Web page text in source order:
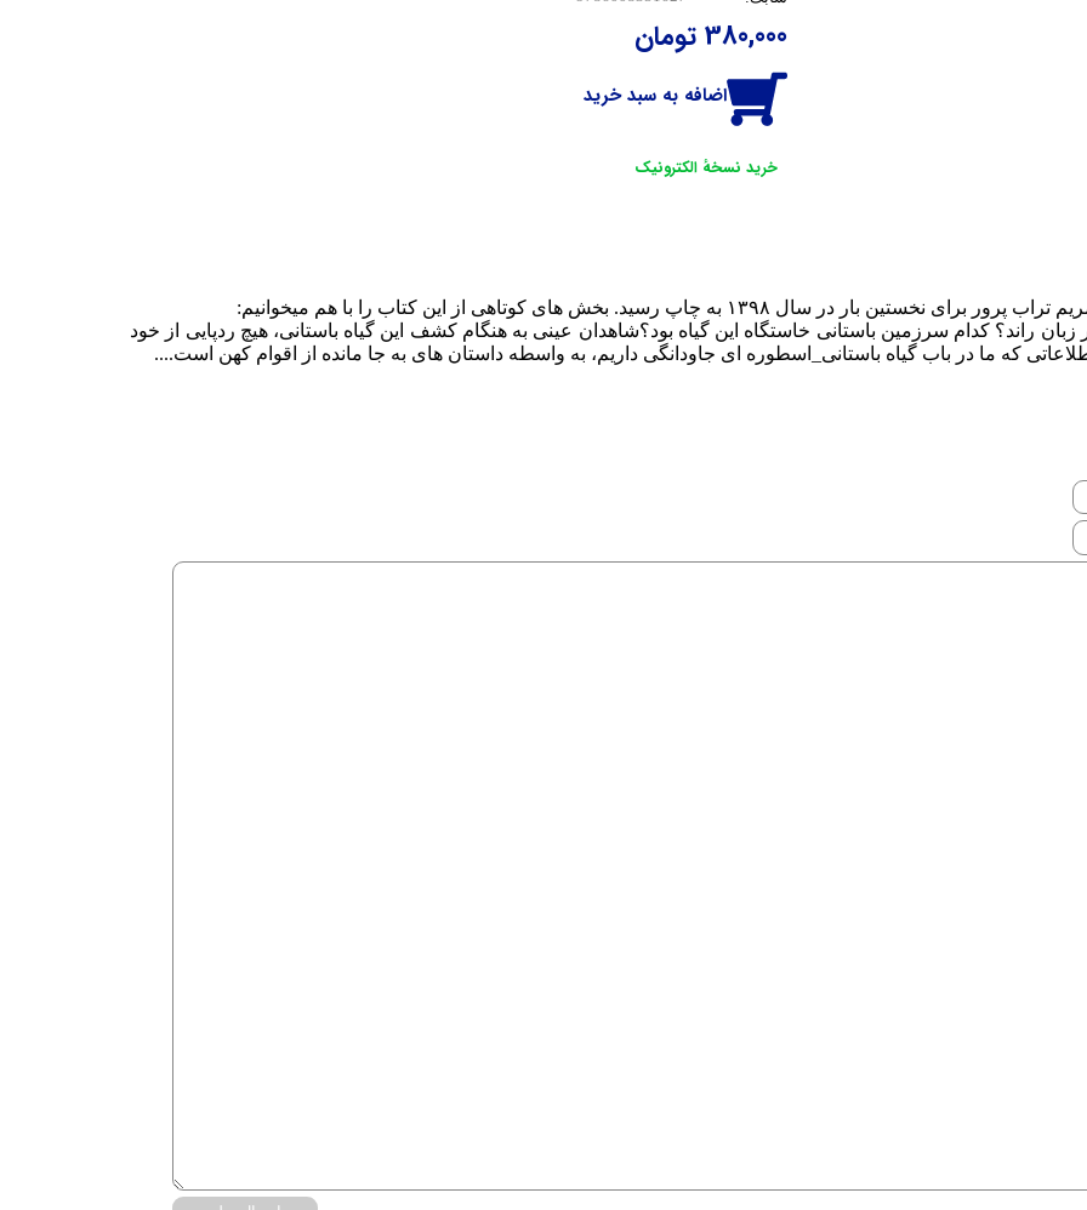
380,000
اضافه به سبد خرید
خرید نسخهٔ الکترونیک
۱۳۹۸ به چاپ رسید. بخش های کوتاهی از این کتاب را با هم میخوانیم:
راند؟ کدام سرزمین باستانی خاستگاه این گیاه بود؟شاهدان عینی به هنگام کشف این گیاه باستانی، هیچ ردپایی از خود
که ما در باب گیاه باستانی_اسطوره ای جاودانگی داریم، به واسطه داستان های به جا مانده از اقوام کهن است....